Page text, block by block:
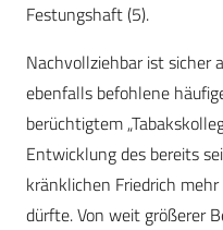
Festungshaft (5).
Nachvollziehbar ist sicher
ebenfalls befohlene
berüchtigtem
Entwicklung des bereits
kränklichen Friedrich
dürfte. Von weit größerer